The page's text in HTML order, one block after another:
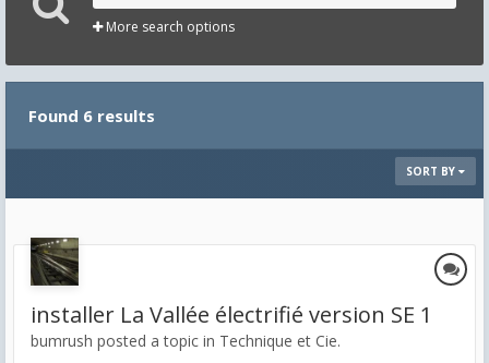
More search options
Found 6 results
SORT BY
installer La Vallée électrifié version SE 1
bumrush posted a topic in Technique et Cie.